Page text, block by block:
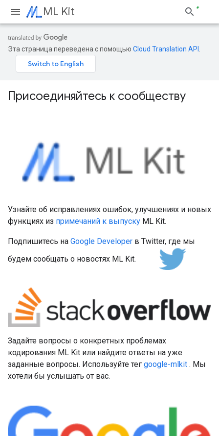
ML Kit
Эта страница переведена с помощью Cloud Translation API
Присоединяйтесь к сообществу
Узнайте об исправлениях ошибок, улучшениях и новых
функциях из примечаний к выпуску ML Kit.
Подпишитесь на Google Developer в Twitter, где мы
будем сообщать о новостях ML Kit.
Задайте вопросы о конкретных проблемах
кодирования ML Kit или найдите ответы на уже
заданные вопросы. Используйте тег google-mlkit . Мы
хотели бы услышать от вас.